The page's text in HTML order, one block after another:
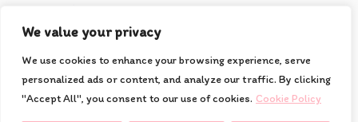
We value your privacy
We use cookies to enhance your browsing experience, serve
personalized ads or content, and analyze our traffic. By clicking
"Accept All", you consent to our use of cookies. Cookie Policy
โปรโมชั่น
วิธีการสั่งซื้อและชำระเงิน
ติดต่อเรา